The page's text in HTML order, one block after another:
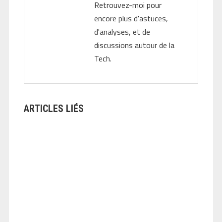
Retrouvez-moi pour
encore plus d'astuces,
d'analyses, et de
discussions autour de la
Tech.
ARTICLES LIÉS